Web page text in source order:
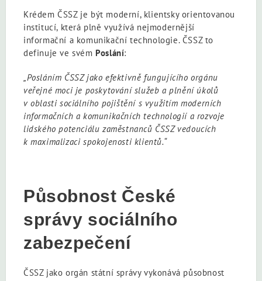
Krédem ČSSZ je být moderní, klientsky orientovanou
institucí, která plně využívá nejmodernější
informační a komunikační technologie. ČSSZ to
definuje ve svém Poslání:
„Posláním ČSSZ jako efektivně fungujícího orgánu
veřejné moci je poskytování služeb a plnění úkolů
v oblasti sociálního pojištění s využitím moderních
informačních a komunikačních technologií a rozvoje
lidského potenciálu zaměstnanců ČSSZ vedoucích
k maximalizaci spokojenosti klientů.“
Působnost České
správy sociálního
zabezpečení
ČSSZ jako orgán státní správy vykonává působnost